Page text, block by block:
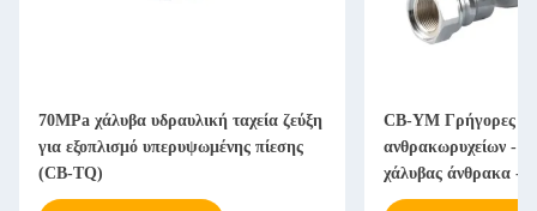
70MPa χάλυβα υδραυλική ταχεία ζεύξη
για εξοπλισμό υπερυψωμένης πίεσης
(CB-TQ)
CB-YM Γρήγορες
ανθρακωρυχείων -
χάλυβας άνθρακα -